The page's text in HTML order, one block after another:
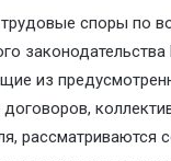
споры по
законодательства
из
рассматриваются